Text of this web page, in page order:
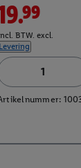
BTW. excl.
Levering